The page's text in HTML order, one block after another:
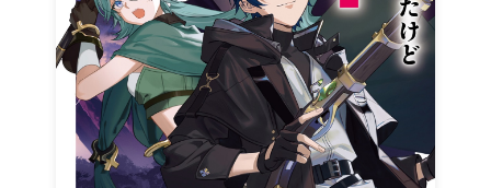
オーバーラップノベルスf
ロサージュノベルス